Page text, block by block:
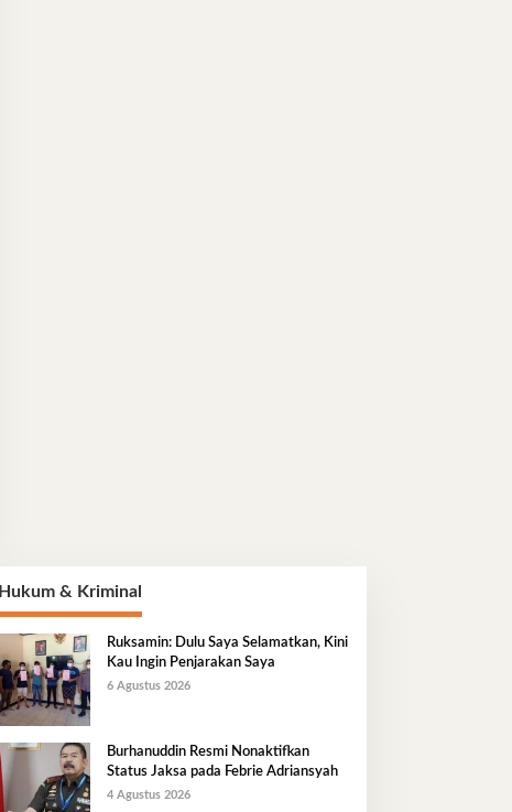
Hukum & Kriminal
Ruksamin: Dulu Saya Selamatkan, Kini
Kau Ingin Penjarakan Saya
6 Agustus 2026
Burhanuddin Resmi Nonaktifkan
Status Jaksa pada Febrie Adriansyah
4 Agustus 2026